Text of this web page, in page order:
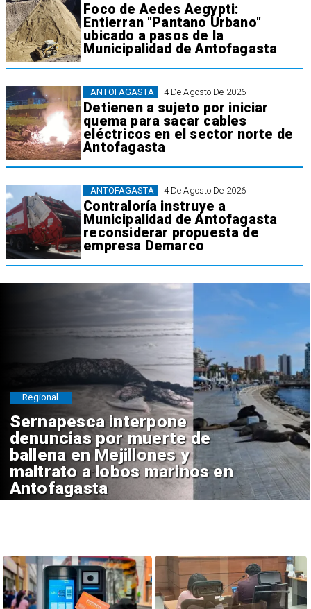
Foco de Aedes Aegypti:
Entierran "Pantano Urbano"
ubicado a pasos de la
Municipalidad de Antofagasta
4 De Agosto De 2026
Detienen a sujeto por iniciar
quema para sacar cables
eléctricos en el sector norte de
Antofagasta
ANTOFAGASTA
4 De Agosto De 2026
Contraloría instruye a
Municipalidad de Antofagasta
reconsiderar propuesta de
empresa Demarco
ANTOFAGASTA
Sernapesca interpone
denuncias por muerte de
ballena en Mejillones y
maltrato a lobos marinos en
Antofagasta
Regional